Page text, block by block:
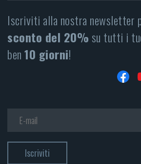
Iscriviti alla nostra newsletter
sconto del 20%su tutti i
ben10 giorni!